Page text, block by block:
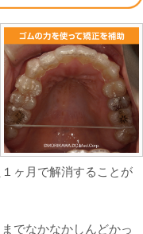
ヶ月で解消することが
でなかなかしんどかっ